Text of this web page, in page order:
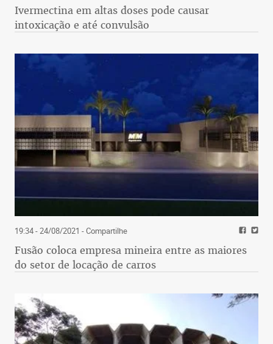
Ivermectina em altas doses pode causar
intoxicação e até convulsão
19:34 - 24/08/2021 - Compartilhe
Fusão coloca empresa mineira entre as maiores
do setor de locação de carros